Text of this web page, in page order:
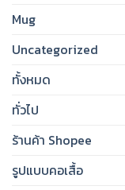
Mug
Uncategorized
ทั้งหมด
ทั่วไป
ร้านค้า Shopee
รูปแบบคอเสื้อ